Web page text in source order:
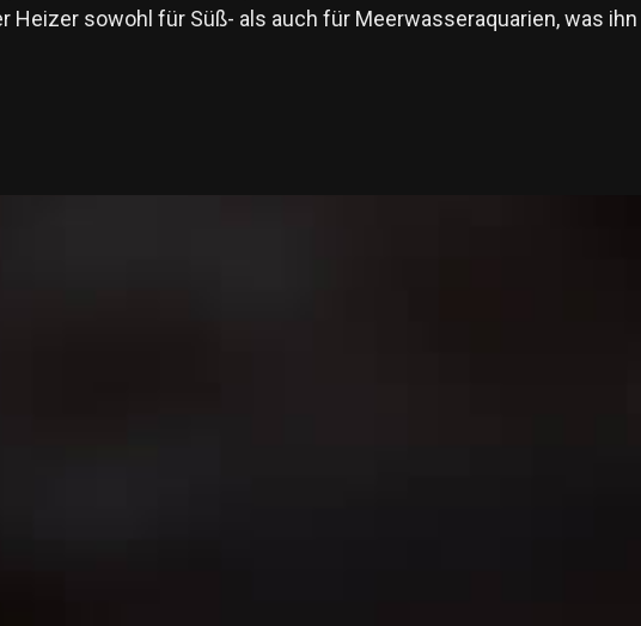
Heizer sowohl für Süß- als auch für Meerwasseraquarien, was